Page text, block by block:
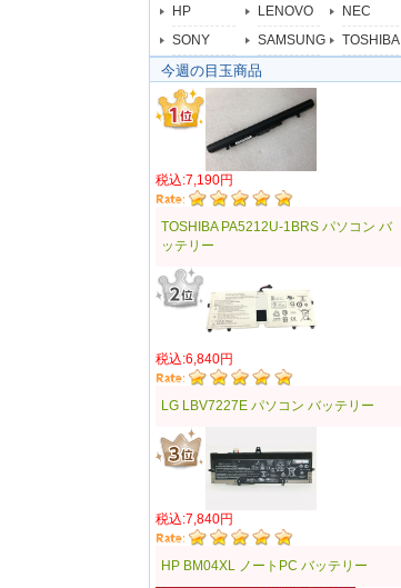
HP
LENOVO
NEC
SONY
SAMSUNG TOSHIBA
今週の目玉商品
税込:7,190円
TOSHIBA PA5212U-1BRS パソコン バ
ッテリー
税込:6,840円
LG LBV7227E パソコン バッテリー
税込:7,840円
HP BM04XL ノートPC バッテリー